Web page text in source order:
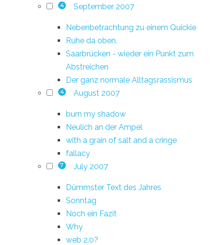
4 September 2007
Nebenbetrachtung zu einem Quickie
Ruhe da oben.
Saarbrücken - wieder ein Punkt zum
Abstreichen
Der ganz normale Alltagsrassismus
4 August 2007
burn my shadow
Neulich an der Ampel
with a grain of salt and a cringe
fallacy
7 July 2007
Dümmster Text des Jahres
Sonntag
Noch ein Fazit
Why
web 2.0?